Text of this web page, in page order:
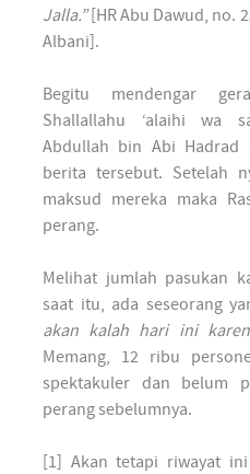
Jalla.”[HR Abu Dawud, no.
Albani].
Begitu mendengar
Shallallahu ‘alaihi wa
Abdullah bin Abi Hadrad
berita tersebut. Setelah
maksud mereka maka
perang.
Melihat jumlah pasukan
saat itu, ada seseorang
akan kalah hari ini
Memang, 12 ribu
spektakuler dan belum
perang sebelumnya.
[1] Akan tetapi riwayat